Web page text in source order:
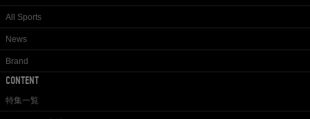
All Sports
News
Brand
CONTENT
特集一覧